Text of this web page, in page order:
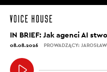
IN BRIEF: Jak agenci AI
08.08.2026 PROWADZĄCY: